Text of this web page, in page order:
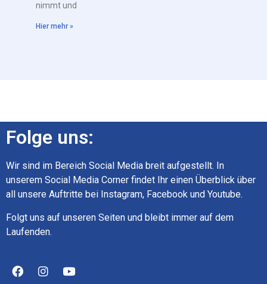
nimmt und
Hier mehr »
Folge uns:
Wir sind im Bereich Social Media breit aufgestellt. In
unserem Social Media Corner findet Ihr einen Überblick über
all unsere Auftritte bei Instagram, Facebook und Youtube.
Folgt uns auf unseren Seiten und bleibt immer auf dem
Laufenden.